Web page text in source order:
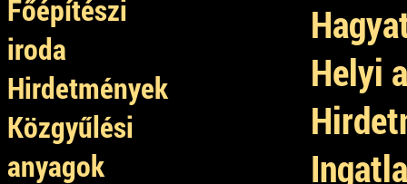
Főépítészi
iroda
Hirdetmények
Közgyűlési
anyagok
Helyi